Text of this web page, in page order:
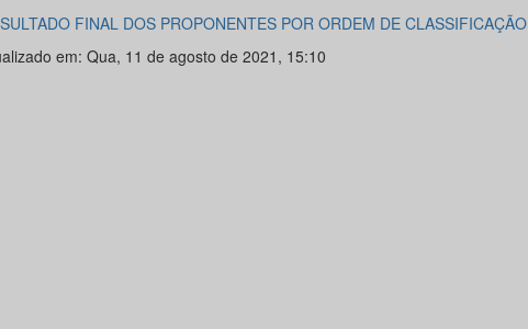
FINAL DOS PROPONENTES POR ORDEM DE CLASSIFICAÇÃO
em: Qua, 11 de agosto de 2021, 15:10